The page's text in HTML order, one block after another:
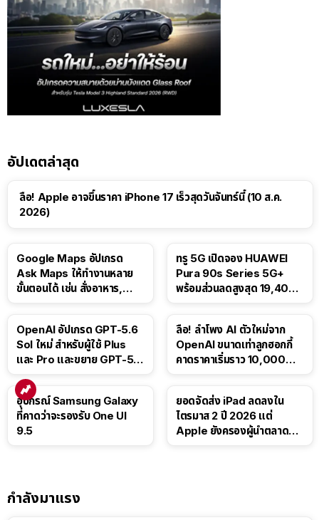
อัปเดตล่าสุด
ลือ! Apple อาจขึ้นราคา iPhone 17 เร็วสุดวันจันทร์นี้ (10 ส.ค.
2026)
Google Maps อัปเกรด
Ask Maps ให้ทำงานหลาย
ขั้นตอนได้ เช่น สั่งอาหาร,
ทรู 5G เปิดจอง HUAWEI
Pura 90s Series 5G+
พร้อมส่วนลดสูงสุด 19,400
OpenAI อัปเกรด GPT-5.6
Sol ใหม่ สำหรับผู้ใช้ Plus
และ Pro และขยาย GPT-5.6
ลือ! ลำโพง AI ตัวใหม่จาก
OpenAI ขนาดเท่าลูกฮอกกี้
คาดราคาเริ่มราว 10,000
อุปกรณ์ Samsung Galaxy
ที่คาดว่าจะรองรับ One UI
9.5
ยอดจัดส่ง iPad ลดลงใน
ไตรมาส 2 ปี 2026 แต่
Apple ยังครองผู้นำตลาด
กำลังมาแรง